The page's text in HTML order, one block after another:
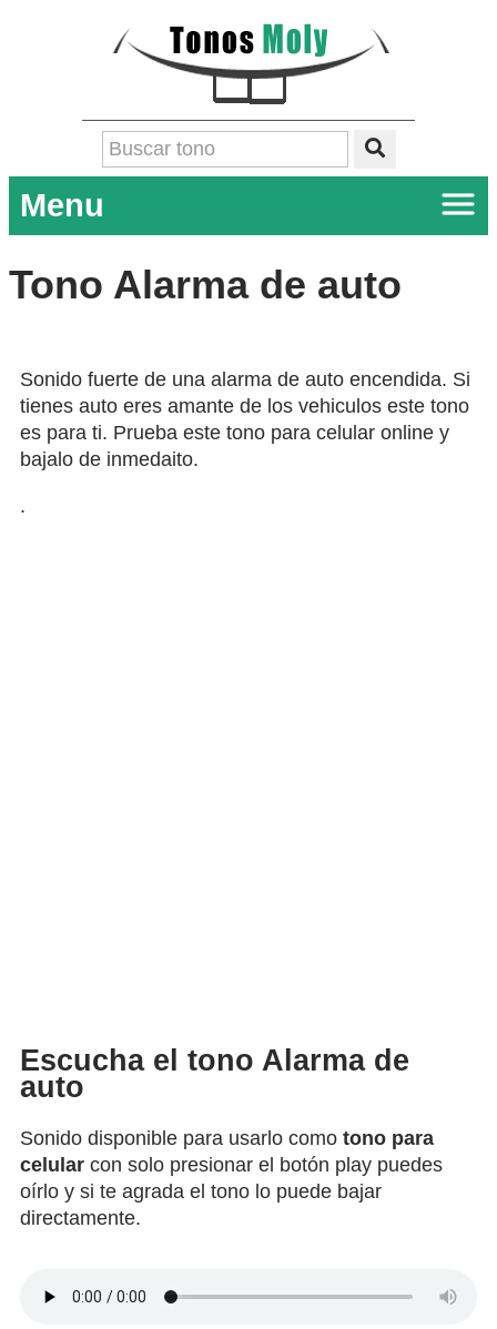
Menu
Tono Alarma de auto
Sonido fuerte de una alarma de auto encendida. Si
tienes auto eres amante de los vehiculos este tono
es para ti. Prueba este tono para celular online y
bajalo de inmedaito.
.
Escucha el tono Alarma de
auto
Sonido disponible para usarlo como tono para
celular con solo presionar el botón play puedes
oírlo y si te agrada el tono lo puede bajar
directamente.